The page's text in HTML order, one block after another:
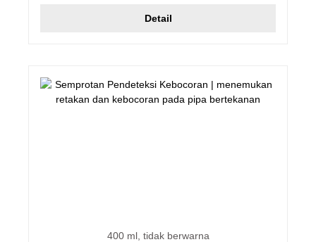
Detail
400 ml, tidak berwarna